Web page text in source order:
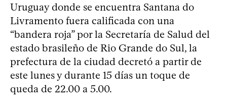
Uruguay donde se encuentra Santana do
Livramento fuera calificada con una
“bandera roja” por la Secretaría de Salud del
estado brasileño de Rio Grande do Sul, la
prefectura de la ciudad decretó a partir de
este lunes y durante 15 días un toque de
queda de 22.00 a 5.00.